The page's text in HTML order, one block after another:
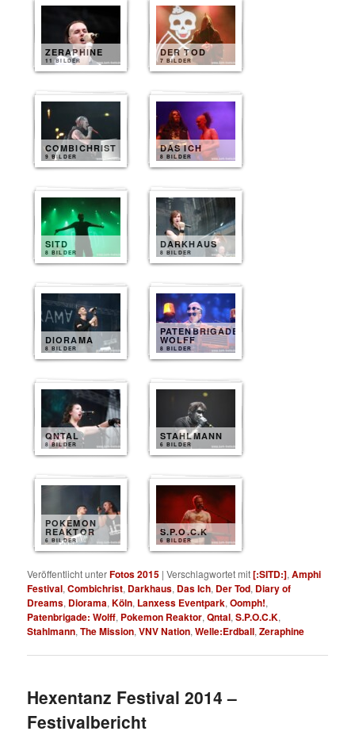
ZERAPHINE
11 BILDER
DER TOD
7 BILDER
COMBICHRIST
9 BILDER
DAS ICH
8 BILDER
SITD
8 BILDER
DARKHAUS
8 BILDER
DIORAMA
8 BILDER
PATENBRIGADE
WOLFF
8 BILDER
QNTAL
8 BILDER
STAHLMANN
6 BILDER
POKEMON
REAKTOR
6 BILDER
S.P.O.C.K
6 BILDER
Veröffentlicht unterFotos 2015 |Verschlagwortet mit[:SITD:],Amphi
Festival,Combichrist, Darkhaus, Das Ich, Der Tod, Diary of
Dreams, Diorama,Köln, Lanxess Eventpark,Oomph!,
Patenbrigade: Wolff, Pokemon Reaktor,Qntal,S.P.O.C.K,
Stahlmann,The Mission,VNV Nation,Welle:Erdball,Zeraphine
Hexentanz Festival 2014 –
Festivalbericht